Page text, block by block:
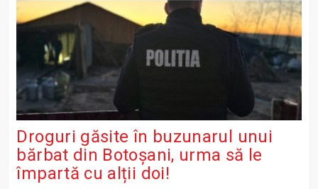
Droguri găsite în buzunarul unui
bărbat din Botoșani, urma să le
împartă cu alții doi!